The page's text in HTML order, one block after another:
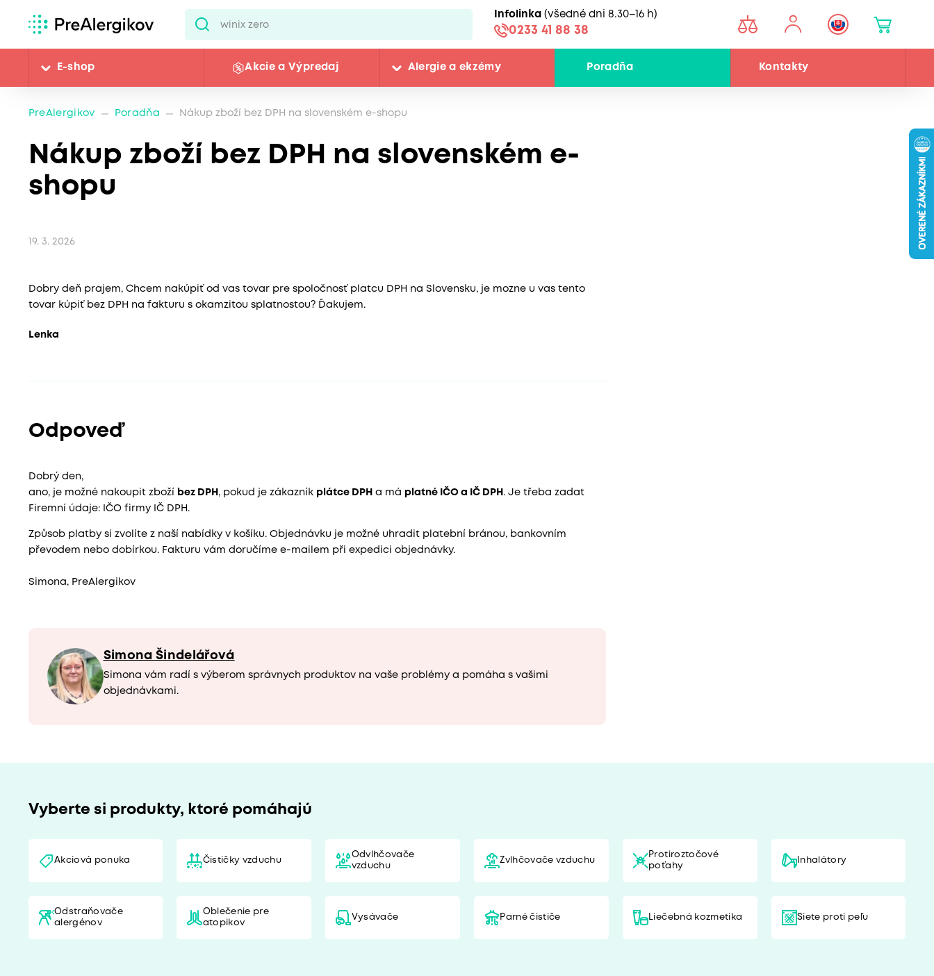
Infolinka (všedné dni 8.30–16 h)
0233 41 88 38
E-shop Akcie a Výpredaj Alergie a ekzémy Poradňa Kontakty
PreAlergikov Poradňa Nákup zboží bez DPH na slovenském e-shopu
Nákup zboží bez DPH na slovenském e-
shopu
19. 3. 2026
Dobry deň prajem, Chcem nakúpiť od vas tovar pre spoločnosť platcu DPH na Slovensku, je mozne u vas tento
tovar kúpiť bez DPH na fakturu s okamzitou splatnostou? Ďakujem.
Lenka
Odpoveď
Dobrý den,
ano, je možné nakoupit zboží bez DPH , pokud je zákazník plátce DPH a má platné IČO a IČ DPH . Je třeba zadat
Firemní údaje: IČO firmy IČ DPH.
Způsob platby si zvolíte z naší nabídky v košíku. Objednávku je možné uhradit platební bránou, bankovním
převodem nebo dobírkou. Fakturu vám doručíme e-mailem při expedici objednávky.
Simona, PreAlergikov
Simona Šindelářová
Simona vám radí s výberom správnych produktov na vaše problémy a pomáha s vašimi
objednávkami.
Vyberte si produkty, ktoré pomáhajú
Akciová ponuka Čističky vzduchu
Odvlhčovače
vzduchu
Zvlhčovače vzduchu
Protiroztočové
poťahy
Inhalátory
Odstraňovače
alergénov
Oblečenie pre
atopikov
Vysávače Parné čističe Liečebná kozmetika Siete proti peľu